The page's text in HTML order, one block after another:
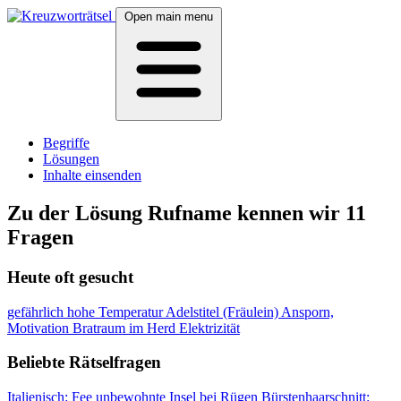
Open main menu
Begriffe
Lösungen
Inhalte einsenden
Zu der Lösung Rufname kennen wir 11
Fragen
Heute oft gesucht
gefährlich hohe TemperaturAdelstitel (Fräulein) Ansporn,
Motivation Bratraum im Herd Elektrizität
Beliebte Rätselfragen
Italienisch: Fee unbewohnte Insel bei Rügen Bürstenhaarschnitt: